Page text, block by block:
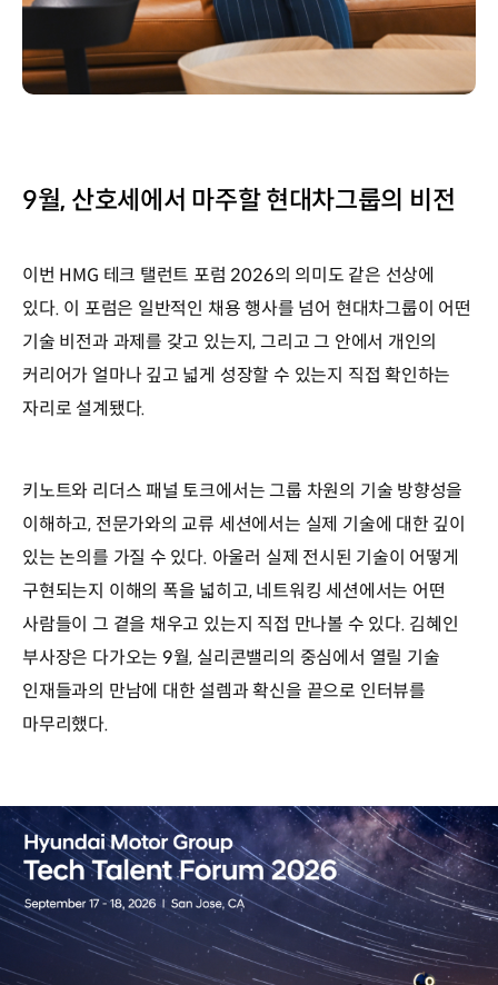
9월, 산호세에서 마주할 현대차그룹의 비전
이번 HMG 테크 탤런트 포럼 2026의 의미도 같은 선상에
있다. 이 포럼은 일반적인 채용 행사를 넘어 현대차그룹이 어떤
기술 비전과 과제를 갖고 있는지, 그리고 그 안에서 개인의
커리어가 얼마나 깊고 넓게 성장할 수 있는지 직접 확인하는
자리로 설계됐다.
키노트와 리더스 패널 토크에서는 그룹 차원의 기술 방향성을
이해하고, 전문가와의 교류 세션에서는 실제 기술에 대한 깊이
있는 논의를 가질 수 있다. 아울러 실제 전시된 기술이 어떻게
구현되는지 이해의 폭을 넓히고, 네트워킹 세션에서는 어떤
사람들이 그 곁을 채우고 있는지 직접 만나볼 수 있다. 김혜인
부사장은 다가오는 9월, 실리콘밸리의 중심에서 열릴 기술
인재들과의 만남에 대한 설렘과 확신을 끝으로 인터뷰를
마무리했다.